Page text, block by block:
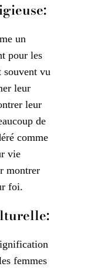
un
pour les
souvent vu
leur
leur
de
comme
vie
montrer
foi.
femmes